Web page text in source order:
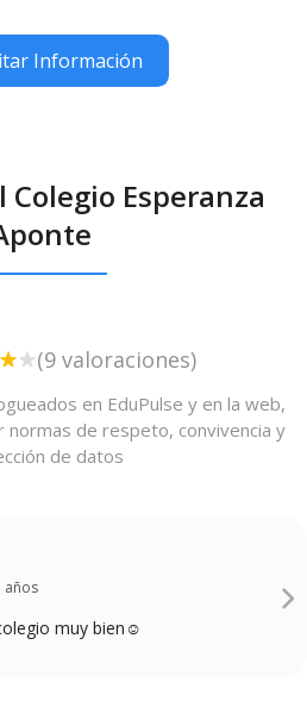
Información
Esperanza
(9 valoraciones)
en EduPulse y en la web,
normas de respeto, convivencia y
de datos
años
muy bien☺️